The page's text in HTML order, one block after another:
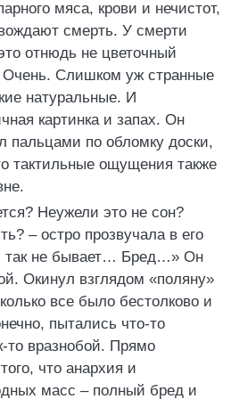
мяса, крови и нечистот,
смерть. У смерти
отнюдь не цветочный
Очень. Слишком уж странные
натуральные. И
картинка и запах. Он
пальцами по обломку доски,
тактильные ощущения также
Неужели это не сон?
– остро прозвучала в его
так не бывает… Бред…» Он
Окинул взглядом «поляну»
все было бестолково и
пытались что-то
то вразнобой. Прямо
что анархия и
масс – полный бред и